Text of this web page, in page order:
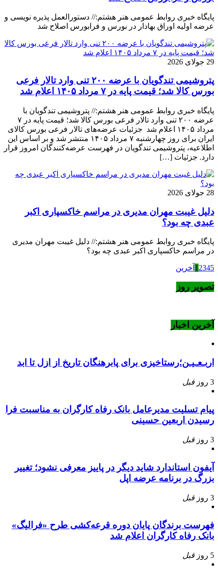
پایگاه خبری روابط عمومی هنر هشتم:// دستورالعمل پذیره نویسی و
عرضه اولیه اوراق بهادار در بورس و فرابورس اصلاح شد
29 جولای 2026
پتروشیمی تندگویان با عرضه ۲۰۰ تنی وارد تالار فرعی
بورس کالا شد؛ قیمت پایه در ۷ مرداد ۱۴۰۵ اعلام شد
پایگاه خبری روابط عمومی هنر هشتم:// پتروشیمی تندگویان با
عرضه ۲۰۰ تنی وارد تالار فرعی بورس کالا شد؛ قیمت پایه در ۷
مرداد ۱۴۰۵ اعلام شد جزئیات عرضه‌های تالار فرعی بورس کالای
ایران برای روز چهارشنبه ۷ مرداد ۱۴۰۵ منتشر شد و بر اساس این
اطلاعیه، پتروشیمی تندگویان در فهرست عرضه‌کنندگان امروز قرار
دارد. جزئیات […]
28 جولای 2026
دلیل غیبت مهران مدیری در مراسم خاکسپاری اکبر
عبدی چه بود؟
پایگاه خبری روابط عمومی هنر هشتم:// دلیل غیبت مهران مدیری
در مراسم خاکسپاری اکبر عبدی چه بود؟
1 2345 آخرین
تصویر روز
آخرین اخبار
اربـعـیـن؛رستاخیزی برای پابرهنگان تاریخ از ازل تا ابد
3 روز قبل
پیام تسلیت مدیرعامل بانک رفاه کارگران به مناسبت فرا
رسیدن اربعین حسینی
3 روز قبل
آیفون استاندارد شاید دیگر در پاییز معرفی نشود؛ تغییر
بزرگ در برنامه عرضه اپل
3 روز قبل
فهرست برندگان پایان دوره قرعه‌کشی طرح «فرالیگ»
بانک رفاه کارگران اعلام شد
5 روز قبل